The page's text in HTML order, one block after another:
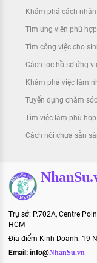
Khám phá cách
Tìm ứng viên phù
Tìm công việc cho
Cách lọc hồ sơ ứng
Khám phá việc làm
Tuyển dụng chăm
Tìm việc làm phù
Cách nói chưa sẵn
Trụ sở: P.702A, Centre
HCM
Địa điểm Kinh Doanh: 19
Email: info@NhanSu.vn